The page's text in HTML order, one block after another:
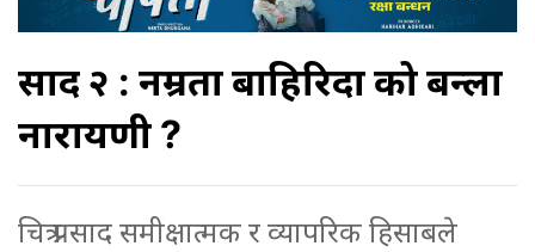
प्रसाद २ : नम्रता बाहिरिदा को बन्ला
नारायणी ?
चित्र प्रसाद समीक्षात्मक र व्यापरिक हिसाबले